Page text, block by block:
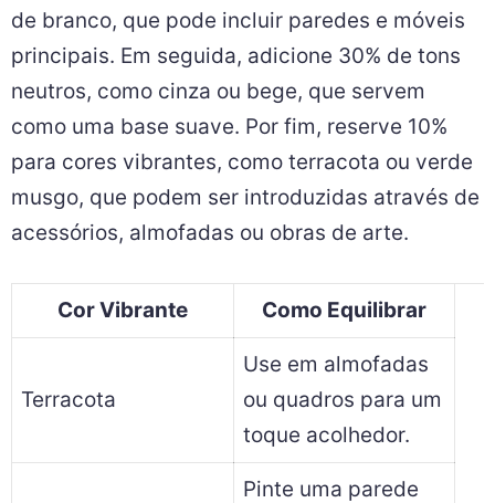
de branco, que pode incluir paredes e móveis
principais. Em seguida, adicione 30% de tons
neutros, como cinza ou bege, que servem
como uma base suave. Por fim, reserve 10%
para cores vibrantes, como terracota ou verde
musgo, que podem ser introduzidas através de
acessórios, almofadas ou obras de arte.
Cor Vibrante Como Equilibrar
Terracota
Use em almofadas
ou quadros para um
toque acolhedor.
Pinte uma parede